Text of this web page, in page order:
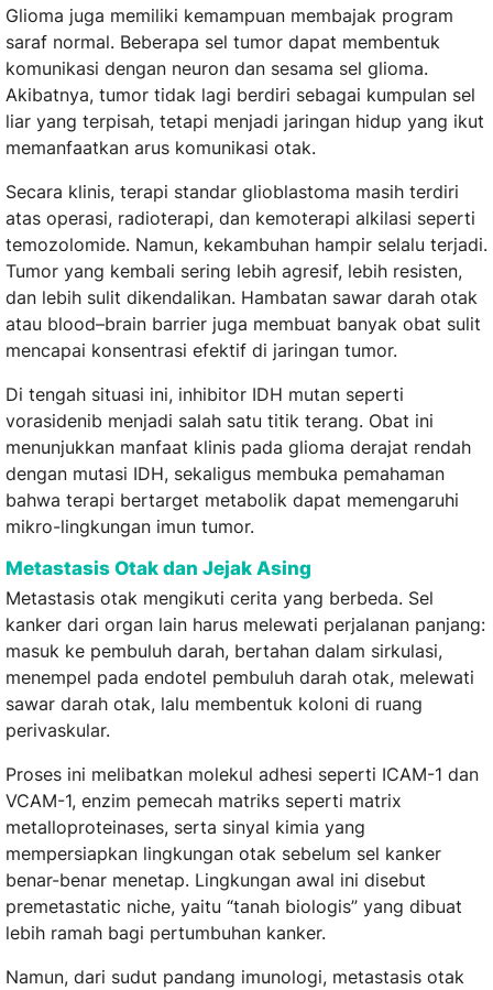
Glioma juga memiliki kemampuan membajak program
saraf normal. Beberapa sel tumor dapat membentuk
komunikasi dengan neuron dan sesama sel glioma.
Akibatnya, tumor tidak lagi berdiri sebagai kumpulan sel
liar yang terpisah, tetapi menjadi jaringan hidup yang ikut
memanfaatkan arus komunikasi otak.
Secara klinis, terapi standar glioblastoma masih terdiri
atas operasi, radioterapi, dan kemoterapi alkilasi seperti
temozolomide. Namun, kekambuhan hampir selalu terjadi.
Tumor yang kembali sering lebih agresif, lebih resisten,
dan lebih sulit dikendalikan. Hambatan sawar darah otak
atau blood–brain barrier juga membuat banyak obat sulit
mencapai konsentrasi efektif di jaringan tumor.
Di tengah situasi ini, inhibitor IDH mutan seperti
vorasidenib menjadi salah satu titik terang. Obat ini
menunjukkan manfaat klinis pada glioma derajat rendah
dengan mutasi IDH, sekaligus membuka pemahaman
bahwa terapi bertarget metabolik dapat memengaruhi
mikro-lingkungan imun tumor.
Metastasis Otak dan Jejak Asing
Metastasis otak mengikuti cerita yang berbeda. Sel
kanker dari organ lain harus melewati perjalanan panjang:
masuk ke pembuluh darah, bertahan dalam sirkulasi,
menempel pada endotel pembuluh darah otak, melewati
sawar darah otak, lalu membentuk koloni di ruang
perivaskular.
Proses ini melibatkan molekul adhesi seperti ICAM-1 dan
VCAM-1, enzim pemecah matriks seperti matrix
metalloproteinases, serta sinyal kimia yang
mempersiapkan lingkungan otak sebelum sel kanker
benar-benar menetap. Lingkungan awal ini disebut
premetastatic niche, yaitu “tanah biologis” yang dibuat
lebih ramah bagi pertumbuhan kanker.
Namun, dari sudut pandang imunologi, metastasis otak